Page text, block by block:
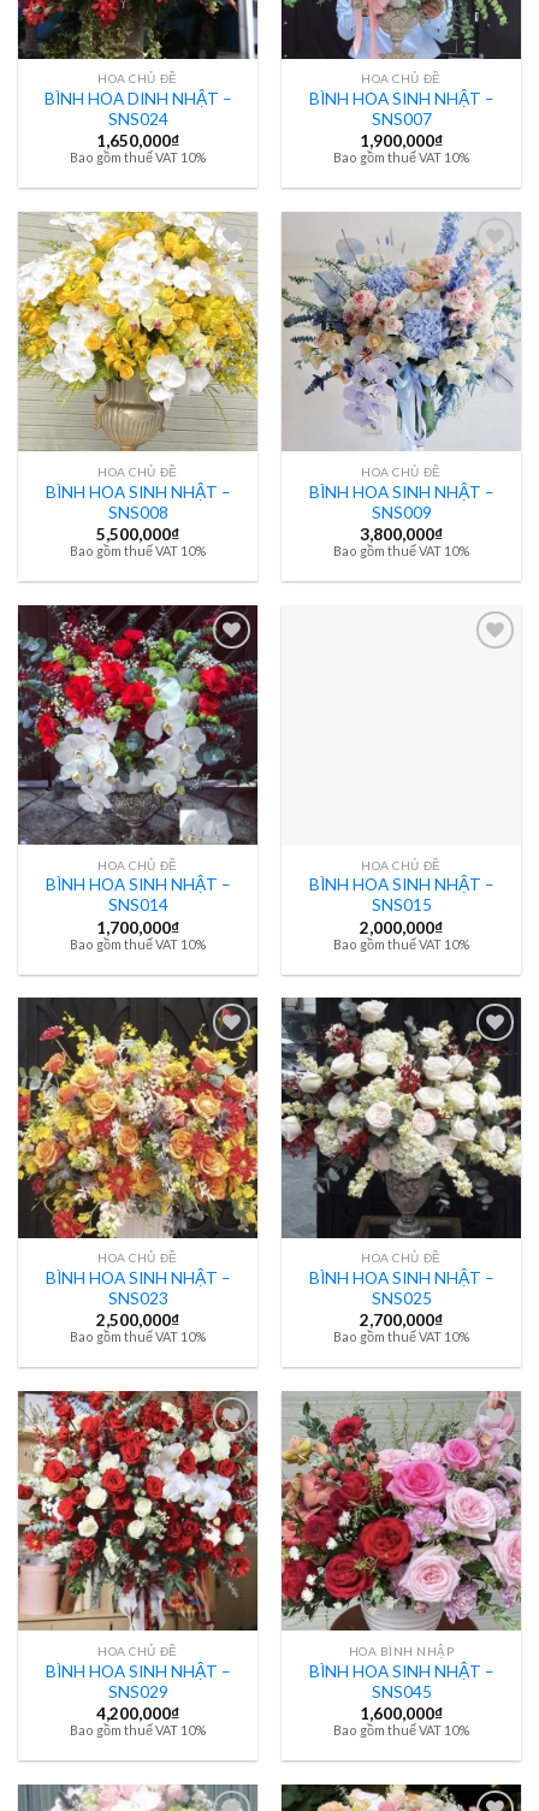
HOA CHỦ ĐỀ
BÌNH HOA DINH NHẬT –
SNS024
1,650,000₫
Bao gồm thuế VAT 10%
HOA CHỦ ĐỀ
BÌNH HOA SINH NHẬT –
SNS007
1,900,000₫
Bao gồm thuế VAT 10%
HOA CHỦ ĐỀ
BÌNH HOA SINH NHẬT –
SNS008
5,500,000₫
Bao gồm thuế VAT 10%
HOA CHỦ ĐỀ
BÌNH HOA SINH NHẬT –
SNS009
3,800,000₫
Bao gồm thuế VAT 10%
HOA CHỦ ĐỀ
BÌNH HOA SINH NHẬT –
SNS014
1,700,000₫
Bao gồm thuế VAT 10%
HOA CHỦ ĐỀ
BÌNH HOA SINH NHẬT –
SNS015
2,000,000₫
Bao gồm thuế VAT 10%
HOA CHỦ ĐỀ
BÌNH HOA SINH NHẬT –
SNS023
2,500,000₫
Bao gồm thuế VAT 10%
HOA CHỦ ĐỀ
BÌNH HOA SINH NHẬT –
SNS025
2,700,000₫
Bao gồm thuế VAT 10%
HOA CHỦ ĐỀ
BÌNH HOA SINH NHẬT –
SNS029
4,200,000₫
Bao gồm thuế VAT 10%
HOA BÌNH NHẬP
BÌNH HOA SINH NHẬT –
SNS045
1,600,000₫
Bao gồm thuế VAT 10%